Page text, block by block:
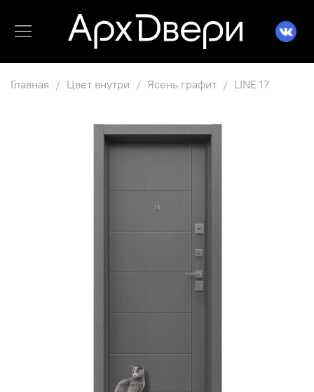
Главная Цвет внутри Ясень графит LINE 17